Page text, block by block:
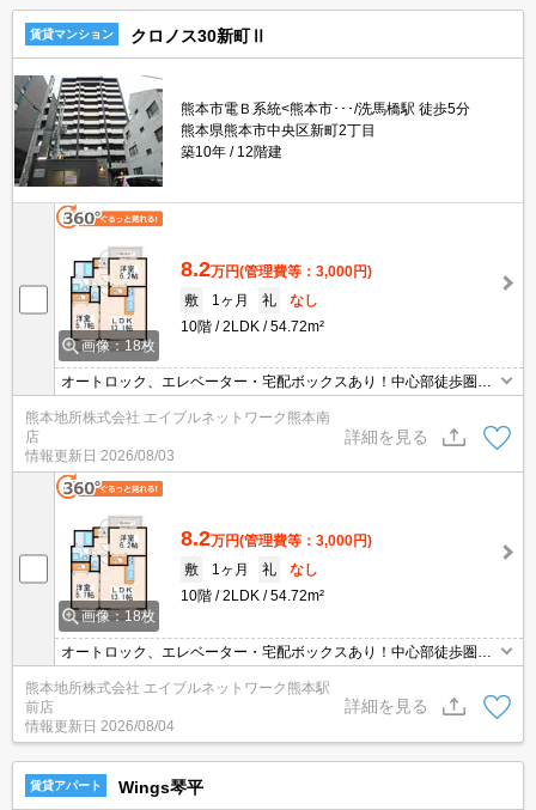
賃貸マンション クロノス30新町Ⅱ
熊本市電Ｂ系統<熊本市･･･/洗馬橋駅 徒歩5分
熊本県熊本市中央区新町2丁目
築10年
12階建
画像：18枚
8.2万円(管理費等：3,000円)
敷
1ヶ月 礼
なし
10階
2LDK 54.72m²
オートロック、エレベーター・宅配ボックスあり！中心部徒歩圏
ロ・エアコン１台・温水洗浄便座・モニター付きインターホンなど
設備充実★サクラマチバスターミナルや熊本駅も徒歩圏内で、周辺
には病院、銀行、郵便局、飲食店など商業施設多く便利な立地で
す！！
熊本地所株式会社 エイブルネットワーク熊本南
店
情報更新日 2026/08/03
詳細を見る
画像：18枚
8.2万円(管理費等：3,000円)
敷
1ヶ月 礼
なし
10階
2LDK 54.72m²
オートロック、エレベーター・宅配ボックスあり！中心部徒歩圏
内！ゆめマート徒歩約1分・コンビニ徒歩約3分です♪３口ガスコン
ロ・エアコン１台・温水洗浄便座・モニター付きインターホンなど
設備充実★サクラマチバスターミナルや熊本駅も徒歩圏内で、周辺
には病院、銀行、郵便局、飲食店など商業施設多く便利な立地で
す！！
熊本地所株式会社 エイブルネットワーク熊本駅
前店
情報更新日 2026/08/04
詳細を見る
賃貸アパート Wings琴平